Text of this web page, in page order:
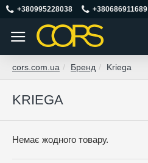
+380995228038 +380686911689
cors.com.ua Бренд Kriega
KRIEGA
Немає жодного товару.